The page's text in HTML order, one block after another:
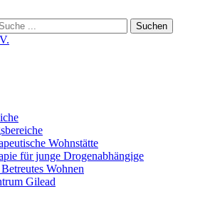
Suchen
Wohnstätte
für junge Drogenabhängige
Wohnen
Gilead